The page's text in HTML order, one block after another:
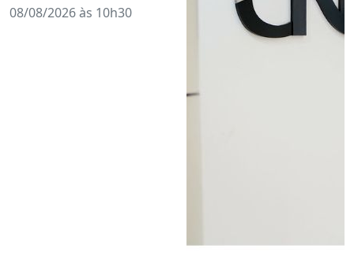
08/08/2026 às 10h30